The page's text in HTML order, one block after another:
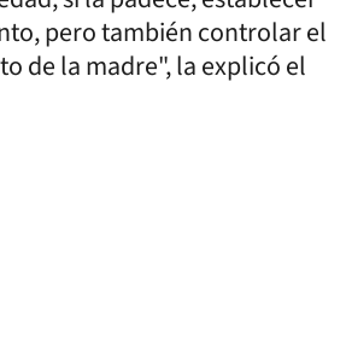
pero también controlar el
de la madre", la explicó el